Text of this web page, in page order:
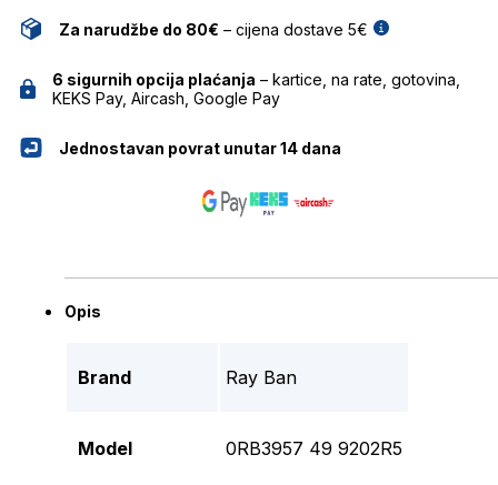
Za narudžbe do 80€ – cijena dostave 5€
6 sigurnih opcija plaćanja – kartice, na rate, gotovina,
KEKS Pay, Aircash, Google Pay
Jednostavan povrat unutar 14 dana
Opis
Brand Ray Ban
Model 0RB3957 49 9202R5